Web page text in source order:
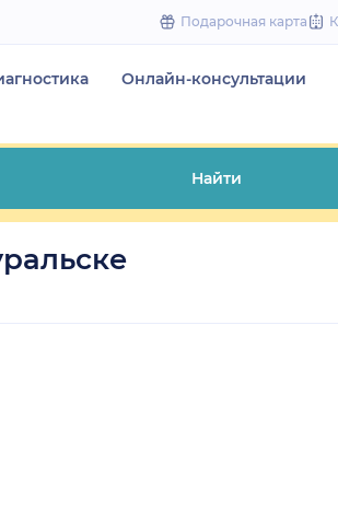
Подарочная карта
Онлайн-консультации
Найти